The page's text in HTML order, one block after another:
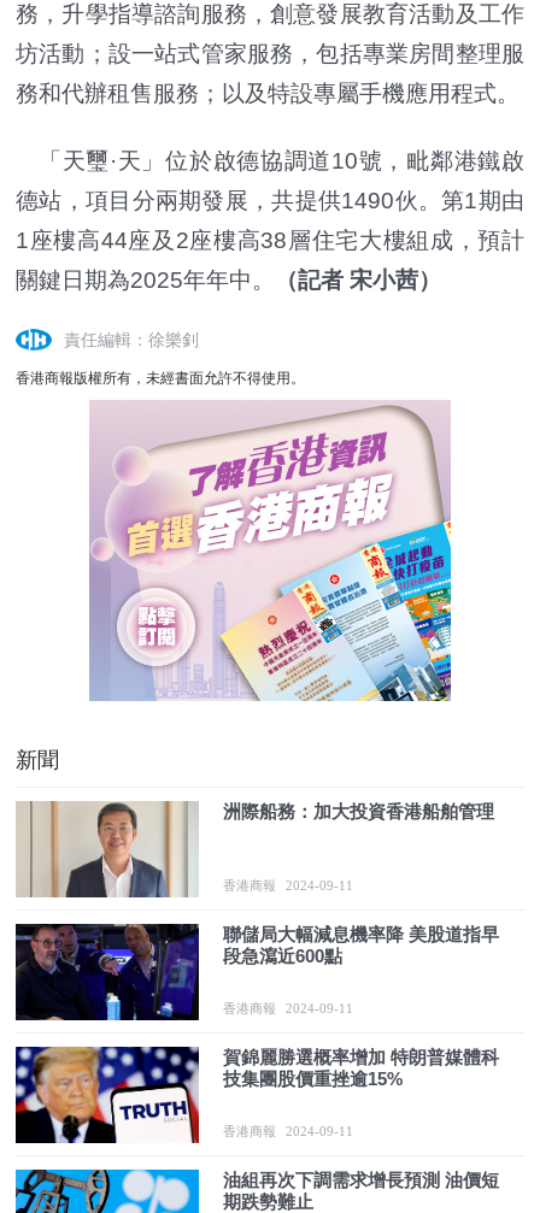
務，升學指導諮詢服務，創意發展教育活動及工作
坊活動；設一站式管家服務，包括專業房間整理服
務和代辦租售服務；以及特設專屬手機應用程式。
「天璽·天」位於啟德協調道10號，毗鄰港鐵啟
德站，項目分兩期發展，共提供1490伙。第1期由
1座樓高44座及2座樓高38層住宅大樓組成，預計
關鍵日期為2025年年中。
（記者 宋小茜）
責任編輯：徐樂釗
香港商報版權所有，未經書面允許不得使用。
新聞
​洲際船務：加大投資香港船舶管理
香港商報 2024-09-11
聯儲局大幅減息機率降 美股道指早
段急瀉近600點
香港商報 2024-09-11
賀錦麗勝選概率增加 特朗普媒體科
技集團股價重挫逾15%
香港商報 2024-09-11
油組再次下調需求增長預測 油價短
期跌勢難止